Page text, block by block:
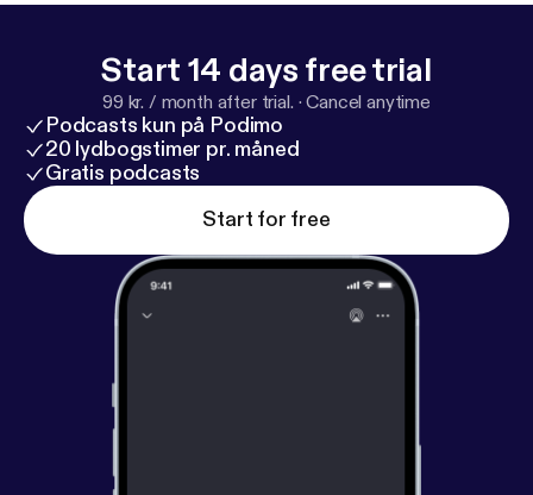
Start 14 days free trial
99 kr. / month after trial. ·Cancel anytime
Podcasts kun på Podimo
20 lydbogstimer pr. måned
Gratis podcasts
Start for free